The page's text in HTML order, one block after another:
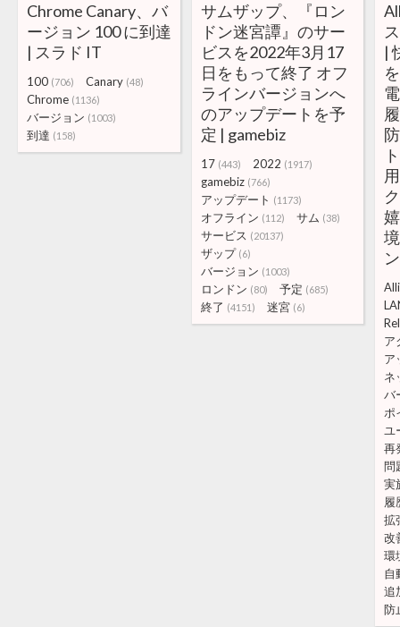
Chrome Canary、バ
ージョン 100 に到達
| スラド IT
100 (706) Canary (48)
Chrome (1136)
バージョン (1003)
到達 (158)
サムザップ、『ロン
ドン迷宮譚』のサー
ビスを2022年3月17
日をもって終了 オフ
ラインバージョンへ
のアップデートを予
定 | gamebiz
17 (443) 2022 (1917)
gamebiz (766)
アップデート (1173)
オフライン (112) サム (38)
サービス (20137)
ザップ (6)
バージョン (1003)
ロンドン (80) 予定 (685)
終了 (4151) 迷宮 (6)
|
ア
ア
ネ
バ
ポ
ユ
再
問
実
履
拡
改
環
自
追
防